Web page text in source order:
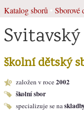
Katalog sborů Sborové
školní dětský
založen v roce2002
školní sbor
specializuje se na